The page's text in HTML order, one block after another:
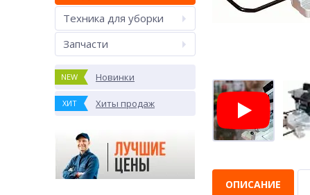
Техника для уборки
Запчасти
NEW Новинки
ХИТ Хиты продаж
ОПИСАНИЕ